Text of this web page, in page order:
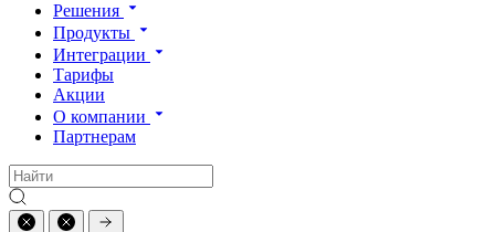
Решения
Продукты
Интеграции
Тарифы
Акции
О компании
Партнерам